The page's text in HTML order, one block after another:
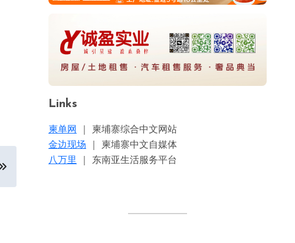
Links
柬单网
｜ 柬埔寨综合中文网站
金边现场 ｜ 柬埔寨中文自媒体
八万里
｜ 东南亚生活服务平台